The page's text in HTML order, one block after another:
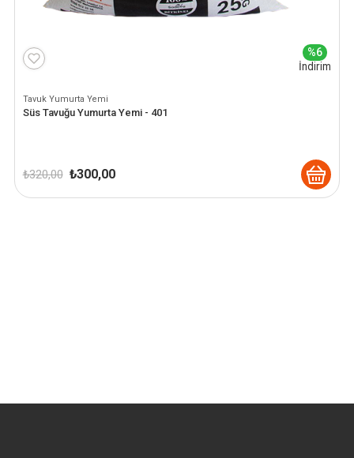
%6
İndirim
Tavuk Yumurta Yemi
Süs Tavuğu Yumurta Yemi - 401
₺320,00 Orijinal
₺ 320,00.
₺300,00Şu
fiyat: